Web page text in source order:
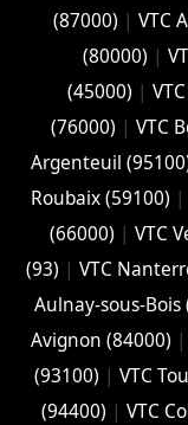
(‎87000) |VTC
(‎80000) |
(45000) |
(76000) | VTC
Argenteuil
Roubaix (‎59100) |
(66000) |VTC
(93) | VTC
Aulnay-sous-Bois
Avignon (84000)
(93100) | VTC
(94400) | VTC